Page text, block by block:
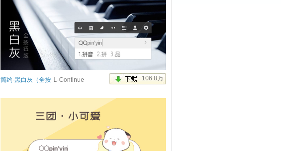
简约-黑白灰（全按钮版）L-Continue